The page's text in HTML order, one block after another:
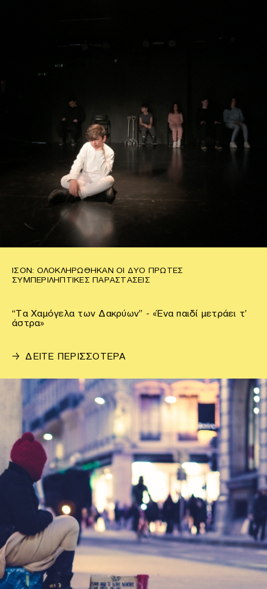
ΙΣΟΝ: ΟΛΟΚΛΗΡΏΘΗΚΑΝ ΟΙ ΔΎΟ ΠΡΏΤΕΣ
ΣΥΜΠΕΡΙΛΗΠΤΙΚΈΣ ΠΑΡΑΣΤΆΣΕΙΣ
“Τα Χαμόγελα των Δακρύων” - «Ένα παιδί μετράει τ’
άστρα»
→ ΔΕΙΤΕ ΠΕΡΙΣΣΟΤΕΡΑ